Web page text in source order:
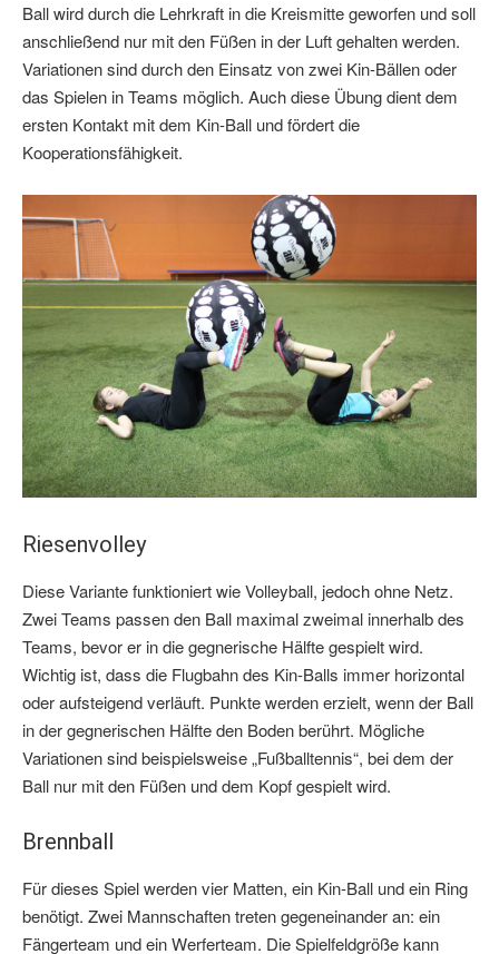
Ball wird durch die Lehrkraft in die Kreismitte geworfen und soll
anschließend nur mit den Füßen in der Luft gehalten werden.
Variationen sind durch den Einsatz von zwei Kin-Bällen oder
das Spielen in Teams möglich. Auch diese Übung dient dem
ersten Kontakt mit dem Kin-Ball und fördert die
Kooperationsfähigkeit.
Riesenvolley
Diese Variante funktioniert wie Volleyball, jedoch ohne Netz.
Zwei Teams passen den Ball maximal zweimal innerhalb des
Teams, bevor er in die gegnerische Hälfte gespielt wird.
Wichtig ist, dass die Flugbahn des Kin-Balls immer horizontal
oder aufsteigend verläuft. Punkte werden erzielt, wenn der Ball
in der gegnerischen Hälfte den Boden berührt. Mögliche
Variationen sind beispielsweise „Fußballtennis“, bei dem der
Ball nur mit den Füßen und dem Kopf gespielt wird.
Brennball
Für dieses Spiel werden vier Matten, ein Kin-Ball und ein Ring
benötigt. Zwei Mannschaften treten gegeneinander an: ein
Fängerteam und ein Werferteam. Die Spielfeldgröße kann